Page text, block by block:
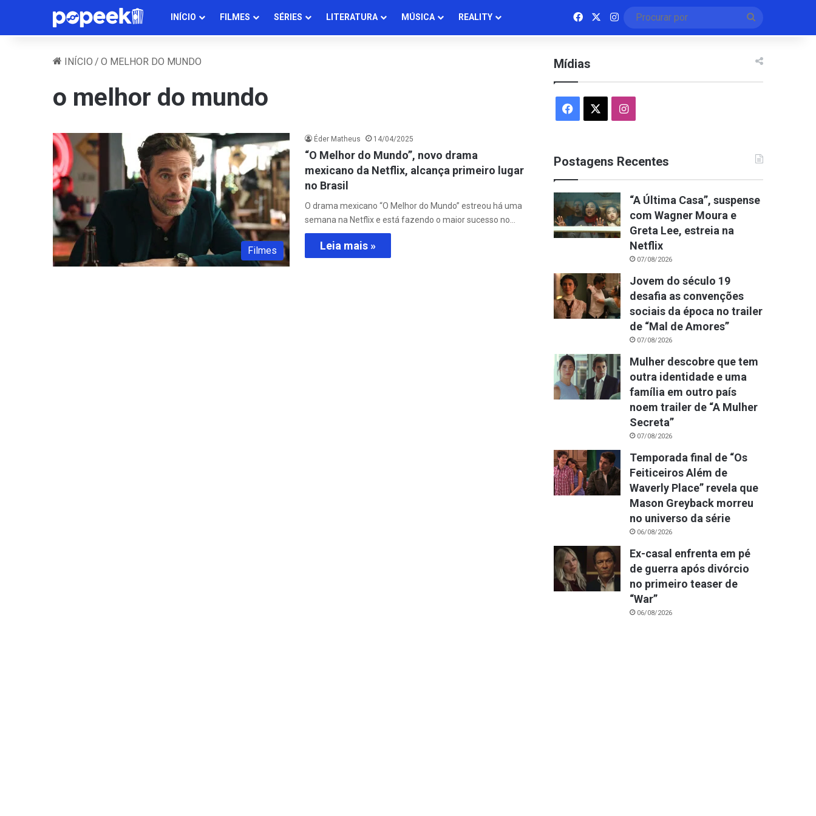
INÍCIO FILMES SÉRIES LITERATURA MÚSICA REALITY FacebookInstagram
por
INÍCIO / O MELHOR DO MUNDO
o melhor do mundo
Filmes
Éder Matheus 14/04/2025
“O Melhor do Mundo”, novo drama
mexicano da Netflix, alcança primeiro lugar
no Brasil
O drama mexicano “O Melhor do Mundo” estreou há uma
semana na Netflix e está fazendo o maior sucesso no…
Leia mais »
Mídias
Facebook Instagram
Postagens Recentes
“A Última Casa”, suspense
com Wagner Moura e
Greta Lee, estreia na
Netflix
07/08/2026
Jovem do século 19
desafia as convenções
sociais da época no trailer
de “Mal de Amores”
07/08/2026
Mulher descobre que tem
outra identidade e uma
família em outro país
noem trailer de “A Mulher
Secreta”
07/08/2026
Temporada final de “Os
Feiticeiros Além de
Waverly Place” revela que
Mason Greyback morreu
no universo da série
06/08/2026
Ex-casal enfrenta em pé
de guerra após divórcio
no primeiro teaser de
“War”
06/08/2026